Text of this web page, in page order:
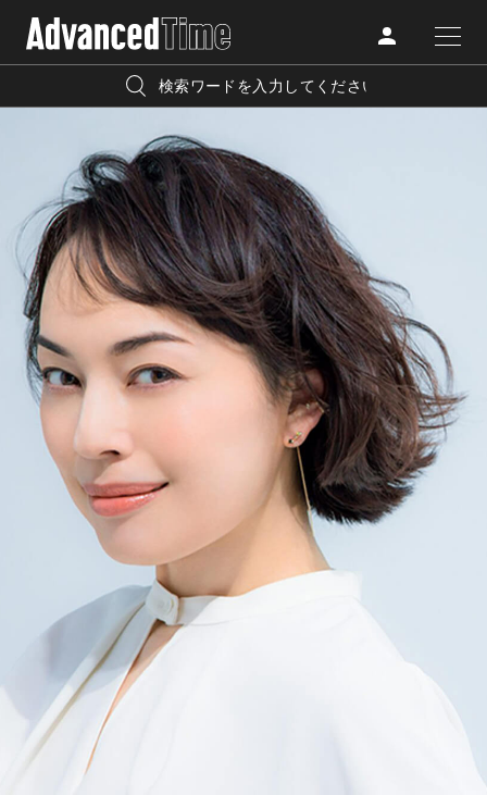
CATEGORY
FASHION
BEAUTY
TRAVEL
LIFESTYLE
FOLLOW US
AdvancedClub
『AdvancedTime』は、自由でしなやかに生きるハイエンド
な大人達におくる、スペシャルイシュー満載のメディア。
高感度なファッション、カルチャーに溺愛、未知の幅広い
教養を求め、今までの人生で積んだ経験、知見を余裕をも
って楽しみながら、進化するソーシャルに寄り添いたい。
何かに縛られていた時間から解き放たれつつある世代の
ライフスタイルを豊かに彩る『AdvancedTime』が発信する
情報をさらに充実し、より速やかに、活用できる
「AdvancedClub」会員組織を設けました。
「AdvancedClub」会員に登録すると、プレゼント応募情報
の一覧、プレミアムな会員限定イベント、ブランドのエクス
クルーシブアイテムの紹介など、特別なコンテンツ情報を
メールマガジンでお届け致します。更に『AdvancedTime』
のタブロイドマガジンのご案内もあり、送付手数料のみを
ご負担いただくことでお手元で『AdvancedTime』をお楽し
みいただけます。
登録は無料です。
人気の検索キーワード
宿泊
リゾート インテリア
アイメイク